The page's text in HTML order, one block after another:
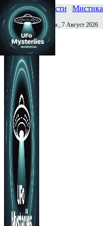
Главная Новости Мистика
Сегодня Пятница , 7 Август 2026